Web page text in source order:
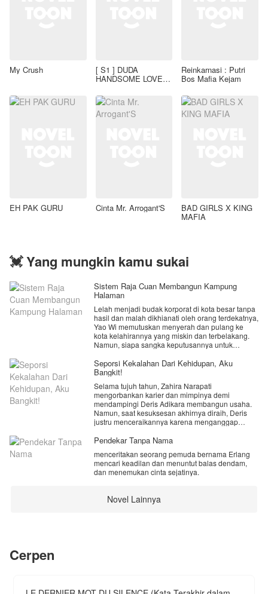
My Crush [ S1 ] DUDA
HANDSOME LOVE
Reinkarnasi : Putri
Bos Mafia Kejam
EH PAK GURU Cinta Mr. Arrogant'S BAD GIRLS X KING
MAFIA
💓 Yang mungkin kamu sukai
Sistem Raja Cuan Membangun Kampung
Halaman
Lelah menjadi budak korporat di kota besar tanpa
hasil dan malah dikhianati oleh orang terdekatnya,
Yao Wi memutuskan menyerah dan pulang ke
kota kelahirannya yang miskin dan terbelakang.
Namun, siapa sangka keputusannya untuk
sebuah sistem misterius tiba-tiba aktif di
kepalanya.
Ding!
​[Selamat datang, Tuan Rumah Yao Wi.]
​[Sistem ini bertujuan untuk membantu Anda
menjadi kota paling makmur di bumi.]
​[Aturan Utama Sistem: Tuan rumah akan
menerima seratus ribu setiap hari dari setiap jiwa
yang terdaftar resmi sebagai warga kota ini.]
Seporsi Kekalahan Dari Kehidupan, Aku
Bangkit!
Selama tujuh tahun, Zahira Narapati
mengorbankan karier dan mimpinya demi
mendampingi Deris Adikara membangun usaha.
Namun, saat kesuksesan akhirnya diraih, Deris
justru menceraikannya karena menganggap
memilih wanita lain.
Semua orang mengira perceraian itu akan
menghancurkan Zahira. Nyatanya, ia bangkit dari
nol, membangun kembali kariernya hingga
Pendekar Tanpa Nama
menceritakan seorang pemuda bernama Erlang
mencari keadilan dan menuntut balas dendam,
dan menemukan cinta sejatinya.
Novel Lainnya
Cerpen